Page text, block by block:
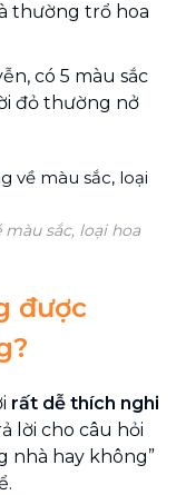
thường trổ hoa
có 5 màu sắc
đỏ thường nở
sắc, loại hoa
được
rất dễ thích nghi
lời cho câu hỏi
nhà hay không”